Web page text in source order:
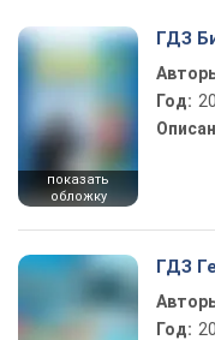
показать
обложку
ГДЗ
Год:
ГДЗ
Год: